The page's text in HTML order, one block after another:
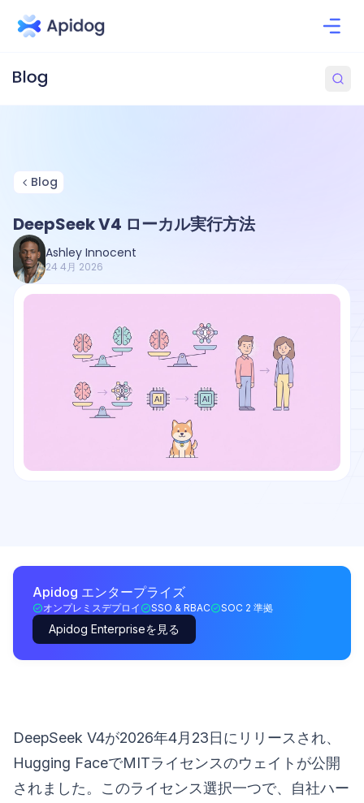
Blog
DeepSeek V4 ローカル実行方法
Ashley Innocent
24 4月 2026
Apidog エンタープライズ
オンプレミスデプロイ SSO & RBAC SOC 2 準拠
Apidog Enterpriseを見る
DeepSeek V4が2026年4月23日にリリースされ、
Hugging FaceでMITライセンスのウェイトが公開
されました。このライセンス選択一つで、自社ハー